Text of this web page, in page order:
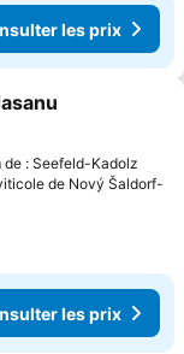
les prix
favoris
de : Seefeld-Kadolz
de Nový Šaldorf-
les prix